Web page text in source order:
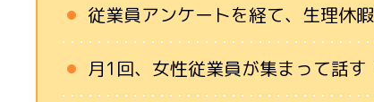
従業員アンケートを経て、生理休
月1回、女性従業員が集まって話